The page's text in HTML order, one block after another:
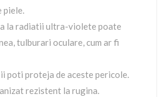
piele.
la radiatii ultra-violete poate
tulburari oculare, cum ar fi
poti proteja de aceste pericole.
rezistent la rugina.